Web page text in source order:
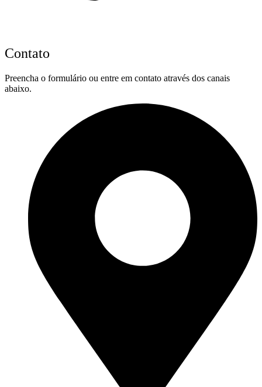
Contato
Preencha o formulário ou entre em contato através dos canais
abaixo.